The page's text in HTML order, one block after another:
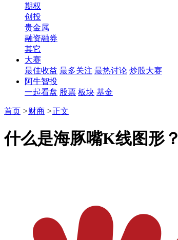
期权
创投
贵金属
融资融券
其它
大赛
最佳收益 最多关注 最热讨论 炒股大赛
阿牛智投
一起看盘 股票 板块 基金
首页 >财商 >正文
什么是海豚嘴K线图形？